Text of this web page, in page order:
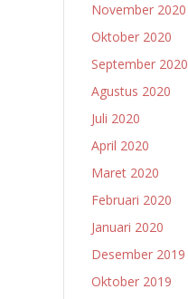
November 2020
Oktober 2020
September 2020
Agustus 2020
Juli 2020
April 2020
Maret 2020
Februari 2020
Januari 2020
Desember 2019
Oktober 2019